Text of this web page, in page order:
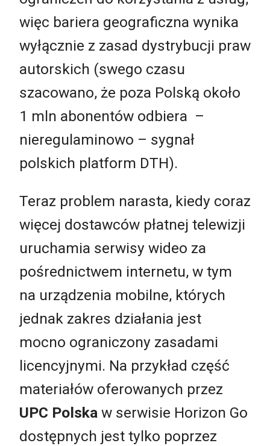
więc bariera geograficzna wynika
wyłącznie z zasad dystrybucji praw
autorskich (swego czasu
szacowano, że poza Polską około
1 mln abonentów odbiera –
nieregulaminowo – sygnał
polskich platform DTH).
Teraz problem narasta, kiedy coraz
więcej dostawców płatnej telewizji
uruchamia serwisy wideo za
pośrednictwem internetu, w tym
na urządzenia mobilne, których
jednak zakres działania jest
mocno ograniczony zasadami
licencyjnymi. Na przykład część
materiałów oferowanych przez
UPC Polska w serwisie Horizon Go
dostępnych jest tylko poprzez